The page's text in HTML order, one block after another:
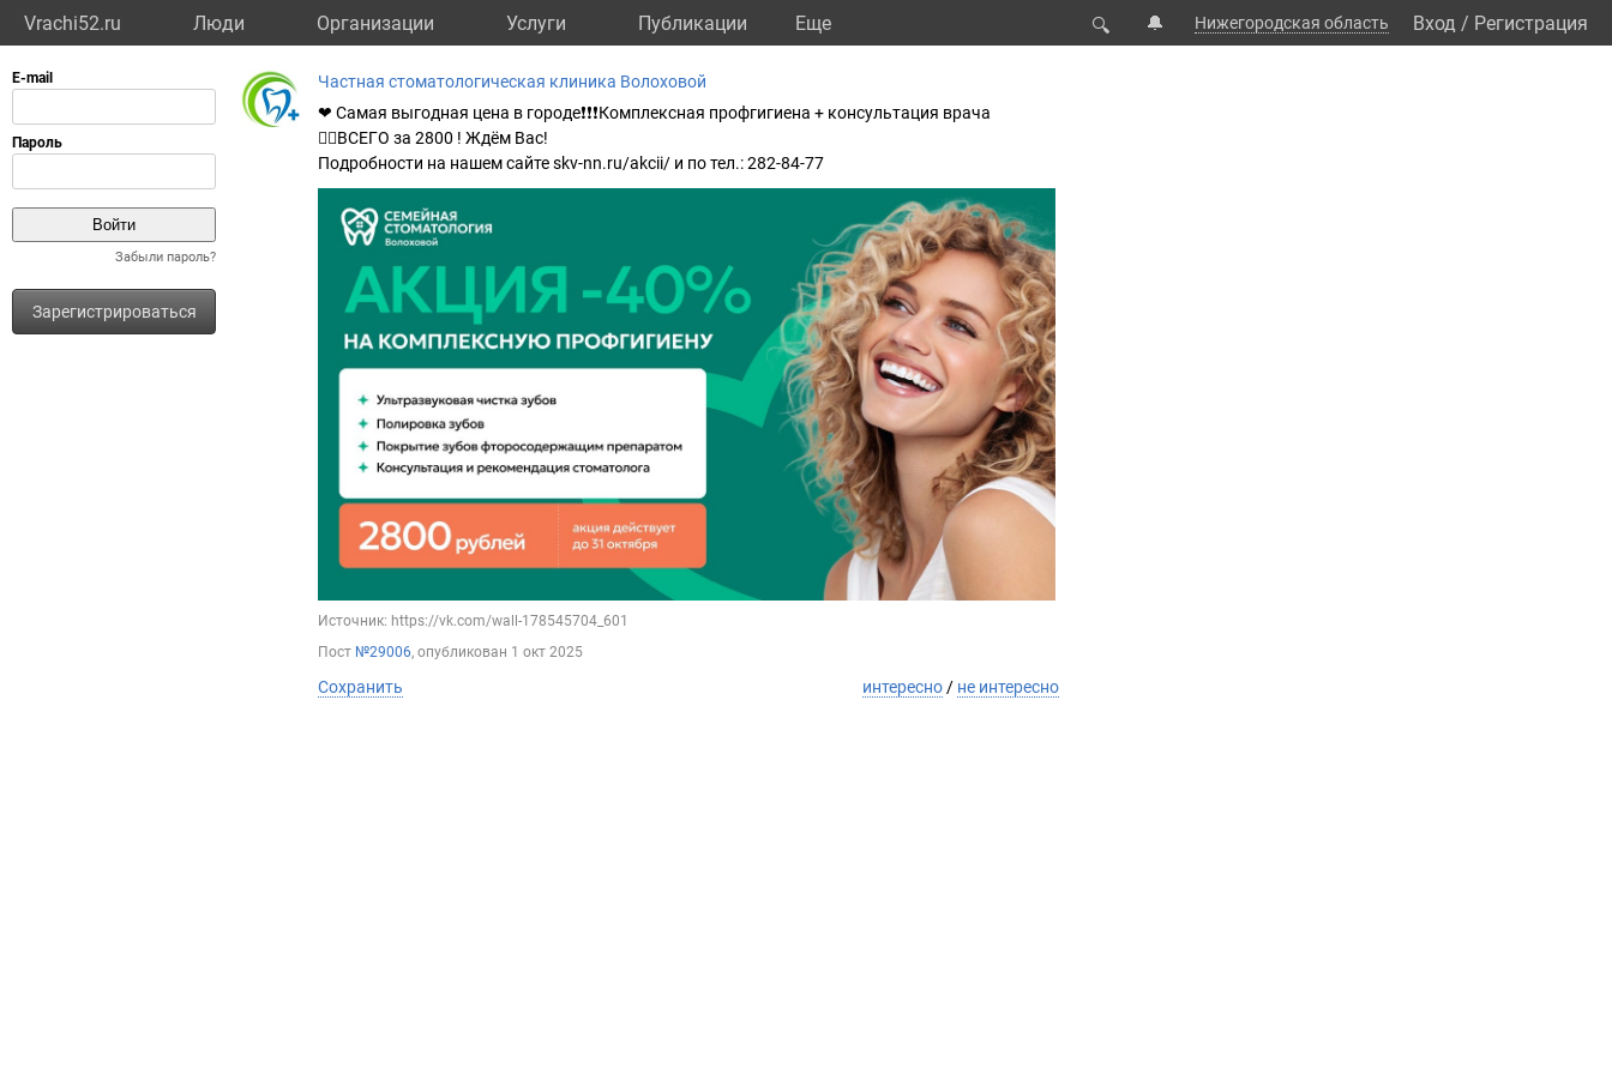
Vrachi52.ru Люди Организации Услуги Публикации Eще 🔍 🔔 Нижегородская область Вход / Регистрация
Забыли пароль?
Зарегистрироваться
Частная стоматологическая клиника Волоховой
❤ Самая выгодная цена в городе❗❗❗️Комплексная профгигиена + консультация врача
👩‍⚕ВСЕГО за 2800 ! Ждём Вас!
Подробности на нашем сайте skv-nn.ru/akcii/ и по тел.: 282-84-77
Источник: https://vk.com/wall-178545704_601
Пост №29006, опубликован 1 окт 2025
Сохранить интересно/ не интересно